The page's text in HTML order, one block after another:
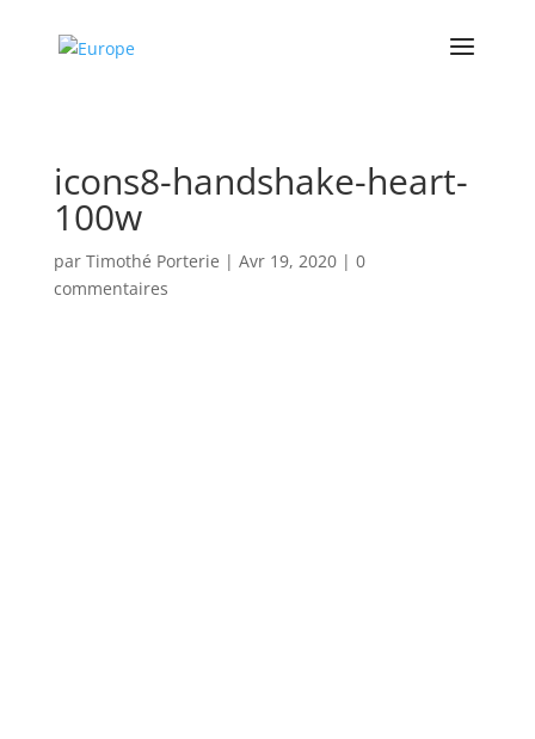
icons8-handshake-heart-
100w
par Timothé Porterie | Avr 19, 2020| 0
commentaires